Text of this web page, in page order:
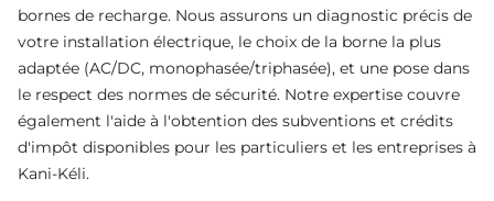
bornes de recharge. Nous assurons un diagnostic précis de
votre installation électrique, le choix de la borne la plus
adaptée (AC/DC, monophasée/triphasée), et une pose dans
le respect des normes de sécurité. Notre expertise couvre
également l'aide à l'obtention des subventions et crédits
d'impôt disponibles pour les particuliers et les entreprises à
Kani-Kéli.